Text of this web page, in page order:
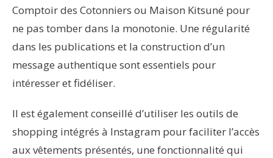
Comptoir des Cotonniers ou Maison Kitsuné pour
ne pas tomber dans la monotonie. Une régularité
dans les publications et la construction d’un
message authentique sont essentiels pour
intéresser et fidéliser.
Il est également conseillé d’utiliser les outils de
shopping intégrés à Instagram pour faciliter l’accès
aux vêtements présentés, une fonctionnalité qui